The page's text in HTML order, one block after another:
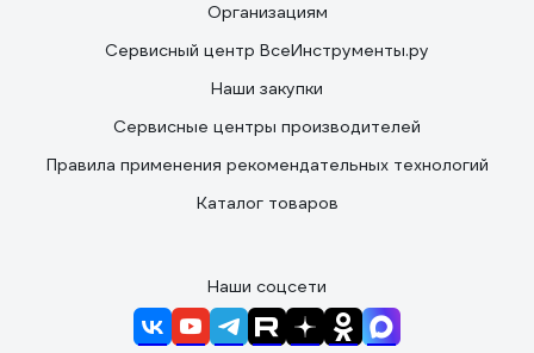
Организациям
Сервисный центр ВсеИнструменты.ру
Наши закупки
Сервисные центры производителей
Правила применения рекомендательных технологий
Каталог товаров
Наши соцсети